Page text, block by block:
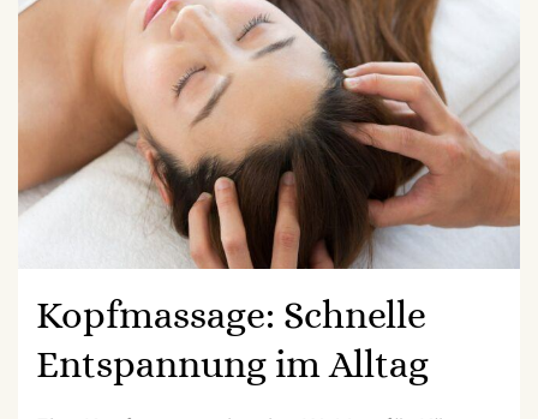
Kopfmassage: Schnelle
Entspannung im Alltag